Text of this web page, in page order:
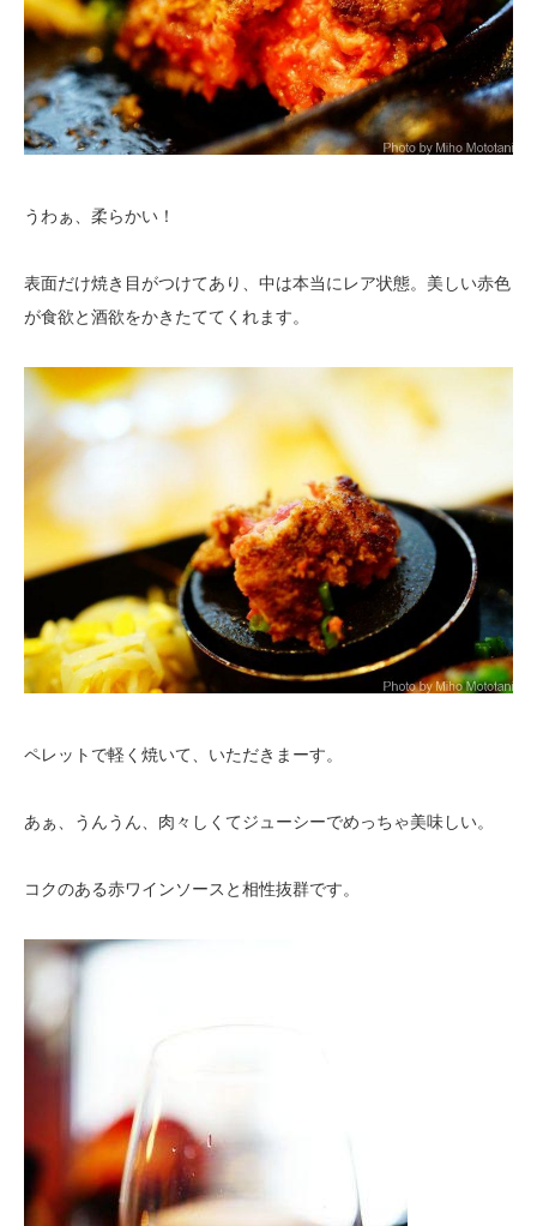
うわぁ、柔らかい！
表面だけ焼き目がつけてあり、中は本当にレア状態。美しい赤色
が食欲と酒欲をかきたててくれます。
ペレットで軽く焼いて、いただきまーす。
あぁ、うんうん、肉々しくてジューシーでめっちゃ美味しい。
コクのある赤ワインソースと相性抜群です。